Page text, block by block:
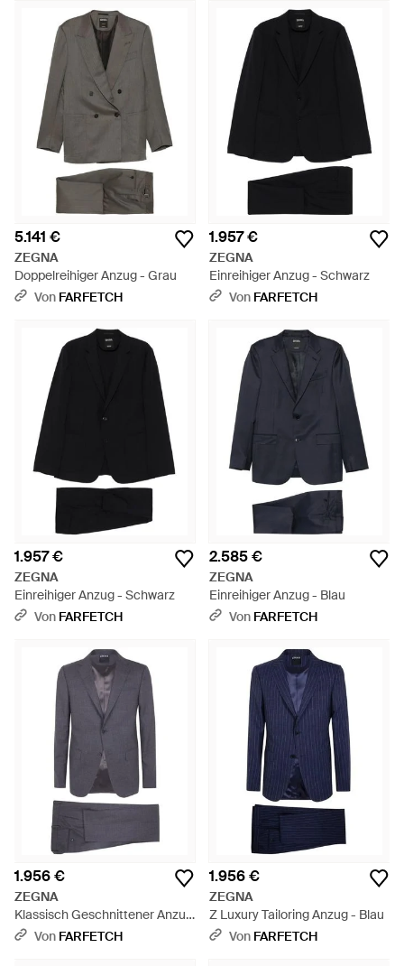
5.141 €
ZEGNA
Doppelreihiger Anzug - Grau
Von FARFETCH
1.957 €
ZEGNA
Einreihiger Anzug - Schwarz
Von FARFETCH
1.957 €
ZEGNA
Einreihiger Anzug - Schwarz
Von FARFETCH
2.585 €
ZEGNA
Einreihiger Anzug - Blau
Von FARFETCH
1.956 €
ZEGNA
Klassisch Geschnittener Anzug
- Blau
Von FARFETCH
1.956 €
ZEGNA
Z Luxury Tailoring Anzug - Blau
Von FARFETCH